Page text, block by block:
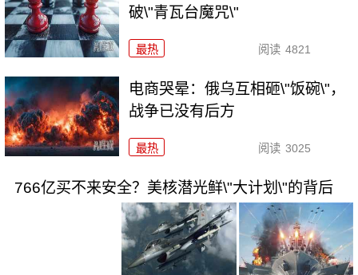
破\"青瓦台魔咒\"
最热 阅读 4821
电商哭晕：俄乌互相砸\"饭碗\"，
战争已没有后方
最热 阅读 3025
766亿买不来安全？美核潜光鲜\"大计划\"的背后